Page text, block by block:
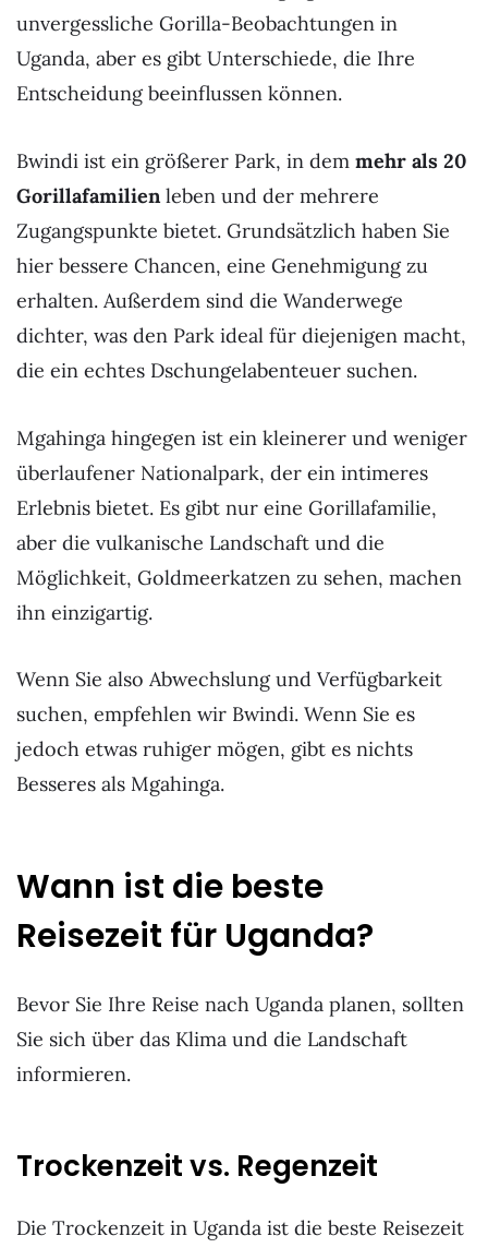
unvergessliche Gorilla-Beobachtungen in
Uganda, aber es gibt Unterschiede, die Ihre
Entscheidung beeinflussen können.
Bwindi ist ein größerer Park, in dem mehr als 20
Gorillafamilienleben und der mehrere
Zugangspunkte bietet. Grundsätzlich haben Sie
hier bessere Chancen, eine Genehmigung zu
erhalten. Außerdem sind die Wanderwege
dichter, was den Park ideal für diejenigen macht,
die ein echtes Dschungelabenteuer suchen.
Mgahinga hingegen ist ein kleinerer und weniger
überlaufener Nationalpark, der ein intimeres
Erlebnis bietet. Es gibt nur eine Gorillafamilie,
aber die vulkanische Landschaft und die
Möglichkeit, Goldmeerkatzen zu sehen, machen
ihn einzigartig.
Wenn Sie also Abwechslung und Verfügbarkeit
suchen, empfehlen wir Bwindi. Wenn Sie es
jedoch etwas ruhiger mögen, gibt es nichts
Besseres als Mgahinga.
Wann ist die beste
Reisezeit für Uganda?
Bevor Sie Ihre Reise nach Uganda planen, sollten
Sie sich über das Klima und die Landschaft
informieren.
Trockenzeit vs. Regenzeit
Die Trockenzeit in Uganda ist die beste Reisezeit